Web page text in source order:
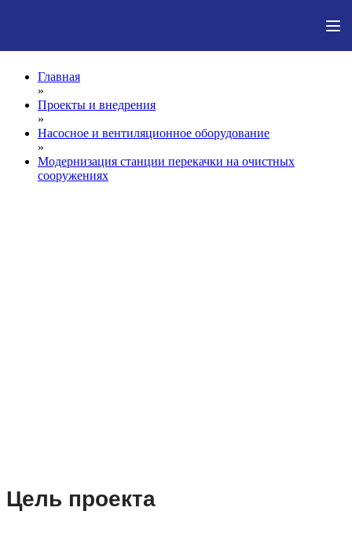
Главная
»
Проекты и внедрения
»
Насосное и вентиляционное оборудование
»
Модернизация станции перекачки на очистных
сооружениях
Цель проекта